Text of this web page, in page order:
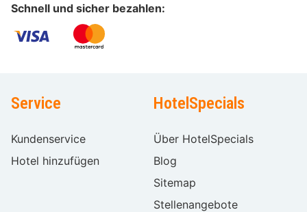
Schnell und sicher bezahlen:
Service
Kundenservice
Hotel hinzufügen
HotelSpecials
Über HotelSpecials
Blog
Sitemap
Stellenangebote